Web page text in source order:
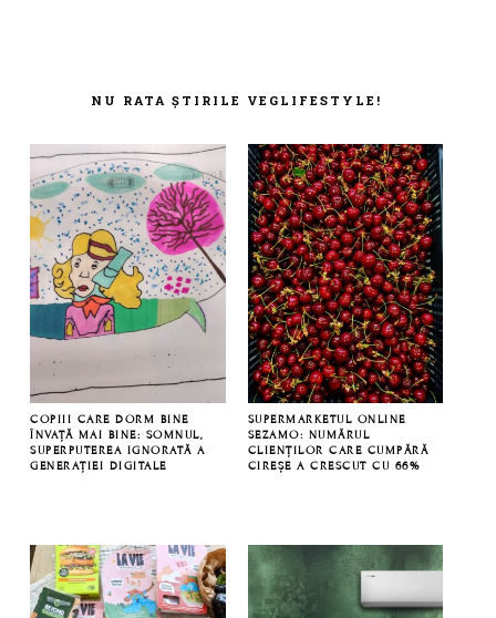
NU RATA ȘTIRILE VEGLIFESTYLE!
COPIII CARE DORM BINE
ÎNVAȚĂ MAI BINE: SOMNUL,
SUPERPUTEREA IGNORATĂ A
GENERAȚIEI DIGITALE
SUPERMARKETUL ONLINE
SEZAMO: NUMĂRUL
CLIENȚILOR CARE CUMPĂRĂ
CIREȘE A CRESCUT CU 66%